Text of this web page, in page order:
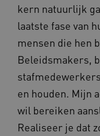
kern natuurlijk
laatste fase van
mensen die hen
Beleidsmakers,
en houden. Mijn
wil bereiken
Realiseer je dat
__Secure-